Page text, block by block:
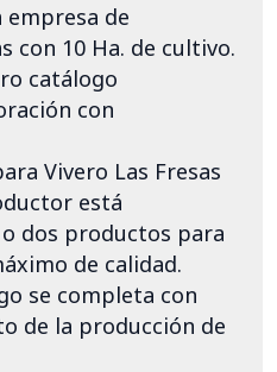
empresa de
con 10 Ha. de cultivo.
catálogo
con
Vivero Las Fresas
está
dos productos para
de calidad.
se completa con
de la producción de